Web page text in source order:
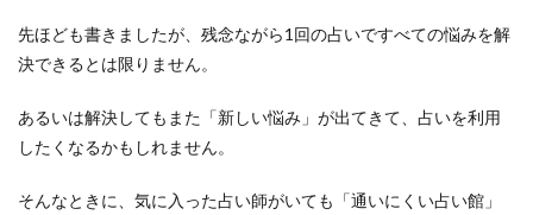
先ほども書きましたが、残念ながら1回の占いですべての悩みを解
決できるとは限りません。
あるいは解決してもまた「新しい悩み」が出てきて、占いを利用
したくなるかもしれません。
そんなときに、気に入った占い師がいても「通いにくい占い館」